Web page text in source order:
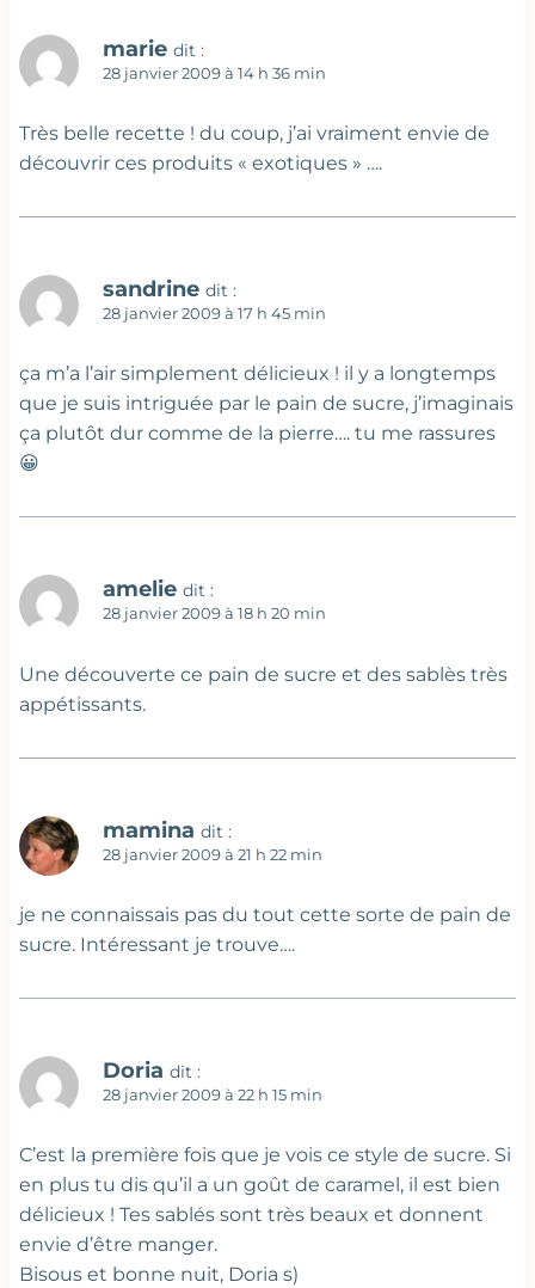
marie dit :
28 janvier 2009 à 14 h 36 min
Très belle recette ! du coup, j’ai vraiment envie de
découvrir ces produits « exotiques » ….
sandrine dit :
28 janvier 2009 à 17 h 45 min
ça m’a l’air simplement délicieux ! il y a longtemps
que je suis intriguée par le pain de sucre, j’imaginais
ça plutôt dur comme de la pierre…. tu me rassures
😀
amelie dit :
28 janvier 2009 à 18 h 20 min
Une découverte ce pain de sucre et des sablès très
appétissants.
mamina dit :
28 janvier 2009 à 21 h 22 min
je ne connaissais pas du tout cette sorte de pain de
sucre. Intéressant je trouve….
Doria dit :
28 janvier 2009 à 22 h 15 min
C’est la première fois que je vois ce style de sucre. Si
en plus tu dis qu’il a un goût de caramel, il est bien
délicieux ! Tes sablés sont très beaux et donnent
envie d’être manger.
Bisous et bonne nuit, Doria s)